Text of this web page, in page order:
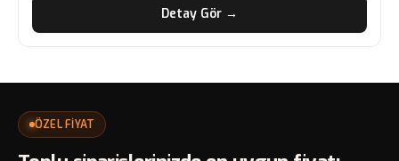
Detay Gör →
ÖZEL FİYAT